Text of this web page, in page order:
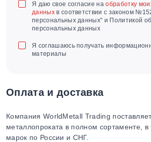
Я даю свое согласие наобработку
данныхв соответствии с законом
персональных данных" и Политикой
персональных данных
Я соглашаюсь получать
материалы
Оплата и доставка
Компания WorldMetall Trading
металлопроката в полном сортаменте, в
марок по России и СНГ.